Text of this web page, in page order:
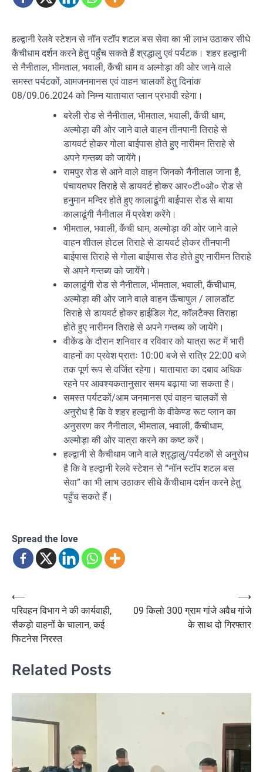
हल्द्वानी रेलवे स्टेशन से नॉन स्टॉप शटल बस सेवा का भी लाभ उठाकर सीधे
कैंचीधाम दर्शन करने हेतु पहुँच सकते हैं श्रद्धालु एवं पर्यटक। शहर हल्द्वानी
से नैनीताल, भीमताल, भवाली, कैंची धाम व अल्मोड़ा की ओर जाने वाले
समस्त पर्यटकों, आमजनमानस एवं वाहन चालकों हेतु दिनांक
08/09.06.2024 को निम्न यातायात प्लान प्रभावी रहेगा।
बरेली रोड से नैनीताल, भीमताल, भवाली, कैंची धाम,
अल्मोड़ा की ओर जाने वाले वाहन तीनपानी तिराहे से
डायवर्ट होकर गोला बाईपास होते हुए नारीमन तिराहे से
अपने गन्तब्य को जायेंगे।
रामपुर रोड से आने वाले वाहन जिनको नैनीताल जाना है,
पंचायतघर तिराहे से डायवर्ट होकर आर०टी०ओ० रोड से
हनुमान मन्दिर होते हुए कालाढूंगी बाईपास रोड से बाया
कालाढूंगी नैनीताल में प्रवेश करेंगे।
भीमताल, भवाली, कैंची धाम, अल्मोड़ा की ओर जाने वाले
वाहन शीतल होटल तिराहे से डायवर्ट होकर तीनपानी
बाईपास तिराहे से गोला बाईपास रोड होते हुए नारीमन तिराहे
से अपने गन्तब्य को जायेंगे।
कालाढुंगी रोड से नैनीताल, भीमताल, भवाली, कैंचीधाम,
अल्मोड़ा की ओर जाने वाले वाहन ऊँचापुल / लालडॉट
तिराहे से डायवर्ट होकर हाईडिल गेट, कॉलटैक्स तिराहा
होते हुए नारीमन तिराहे से अपने गन्तब्य को जायेंगे।
वीकेंड के दौरान शनिवार व रविवार को यात्रा रूट में भारी
वाहनों का प्रवेश प्रातः 10:00 बजे से रात्रि 22:00 बजे
तक पूर्ण रूप से वर्जित रहेगा। यातायात का दबाव अधिक
रहने पर आवश्यकतानुसार समय बढ़ाया जा सकता है।
समस्त पर्यटकों/आम जनमानस एवं वाहन चालकों से
अनुरोध है कि वे शहर हल्द्वानी के वीकेण्ड रूट प्लान का
अनुसरण कर नैनीताल, भीमताल, भवाली, कैंचीधाम,
अल्मोड़ा की ओर यात्रा करने का कष्ट करें।
हल्द्वानी से कैचीधाम जाने वाले श्रृद्धालु/पर्यटकों से अनुरोध
है कि वे हल्द्वानी रेलवे स्टेशन से “नॉन स्टॉप शटल बस
सेवा” का भी लाभ उठाकर सीधे कैंचीधाम दर्शन करने हेतु
पहुँच सकते हैं।
Spread the love
Post
navigation
⟵
परिवहन विभाग ने की कार्यवाही,
सैकड़ो वाहनों के चालान, कई
फिटनेस निरस्त
09 किलो 300 ग्राम गांजे अवैध गांजे
के साथ दो गिरफ्तार
⟶
Related Posts